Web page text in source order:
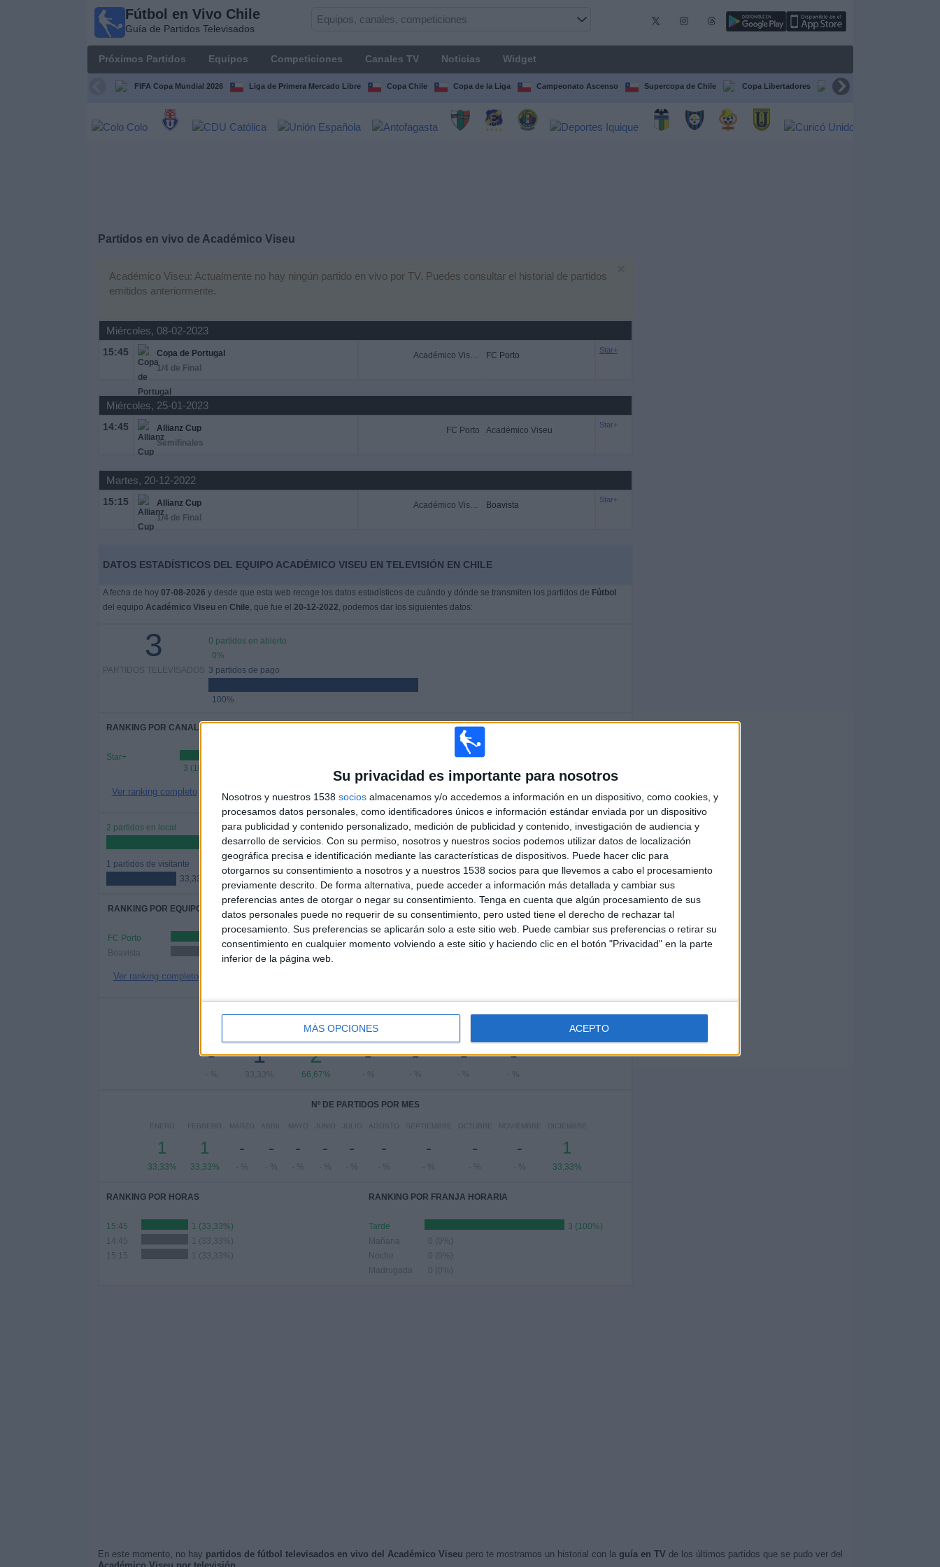
Su privacidad es importante para nosotros
Nosotros y nuestros 1538 socios almacenamos y/o accedemos a información en un dispositivo, como cookies, y
procesamos datos personales, como identificadores únicos e información estándar enviada por un dispositivo
para publicidad y contenido personalizado, medición de publicidad y contenido, investigación de audiencia y
desarrollo de servicios. Con su permiso, nosotros y nuestros socios podemos utilizar datos de localización
geográfica precisa e identificación mediante las características de dispositivos. Puede hacer clic para
otorgarnos su consentimiento a nosotros y a nuestros 1538 socios para que llevemos a cabo el procesamiento
previamente descrito. De forma alternativa, puede acceder a información más detallada y cambiar sus
preferencias antes de otorgar o negar su consentimiento. Tenga en cuenta que algún procesamiento de sus
datos personales puede no requerir de su consentimiento, pero usted tiene el derecho de rechazar tal
procesamiento. Sus preferencias se aplicarán solo a este sitio web. Puede cambiar sus preferencias o retirar su
consentimiento en cualquier momento volviendo a este sitio y haciendo clic en el botón "Privacidad" en la parte
inferior de la página web.
MÁS OPCIONES ACEPTO
Fútbol en Vivo Chile
Guía de Partidos Televisados
Próximos Partidos Equipos Competiciones Canales TV Noticias Widget
FIFA Copa Mundial 2026 Liga de Primera Mercado Libre Copa Chile Copa de la Liga Campeonato Ascenso Supercopa de Chile Copa Libertadores Copa Sudamericana
Partidos en vivo de Académico Viseu
Académico Viseu: Actualmente no hay ningún partido en vivo por TV. Puedes consultar el historial de partidos
emitidos anteriormente.
Miércoles, 08-02-2023
15:45
Copa de Portugal
1/4 de Final
Académico Viseu FC Porto
Star+
Miércoles, 25-01-2023
14:45
Allianz Cup
Semifinales
FC Porto Académico Viseu
Star+
Martes, 20-12-2022
15:15
Allianz Cup
1/4 de Final
Académico Viseu Boavista
Star+
DATOS ESTADÍSTICOS DEL EQUIPO ACADÉMICO VISEU EN TELEVISIÓN EN CHILE
A fecha de hoy 07-08-2026 y desde que esta web recoge los datos estadísticos de cuándo y dónde se transmiten los partidos de Fútbol
del equipo Académico Viseuen Chile, que fue el 20-12-2022, podemos dar los siguientes datos:
3
PARTIDOS TELEVISADOS
0 partidos en abierto
0%
3 partidos de pago
100%
RANKING POR CANALES
Star+
3 (100%)
Ver ranking completo
1
1325
GRATUÍTO
3
DE PAGO
2 partidos en local
66,67%
1 partidos de visitante
33,33%
TOTAL
2
RIVALES
2
VS FC Porto
TOTAL
2
COMPETICIONES
RANKING POR EQUIPOS
FC Porto
2 (66,67%)
Boavista
1 (33,33%)
Ver ranking completo
RANKING POR COMPETICIONES
Allianz Cup
2 (66,67%)
Nº DE PARTIDOS POR DÍA DE LA SEMANA
-
- %
1
33,33%
MIÉRCOLES
2
66,67%
JUEVES
-
- %
-
- %
-
- %
-
- %
Nº DE PARTIDOS POR MES
ENERO
1
33,33%
FEBRERO
1
33,33%
MARZO
-
- %
ABRIL
-
- %
MAYO
-
- %
JUNIO
-
- %
JULIO
-
- %
AGOSTO
-
- %
SEPTIEMBRE
-
- %
OCTUBRE
-
- %
NOVIEMBRE
-
- %
DICIEMBRE
1
33,33%
RANKING POR HORAS
15:45
1 (33,33%)
14:45
1 (33,33%)
15:15
1 (33,33%)
RANKING POR FRANJA HORARIA
Tarde
3 (100%)
Mañana
0 (0%)
Noche
0 (0%)
Madrugada
0 (0%)
En este momento, no hay partidos de fútbol televisados en vivo del Académico Viseu pero te mostramos un historial con la guía en TV de los últimos partidos que se pudo ver del